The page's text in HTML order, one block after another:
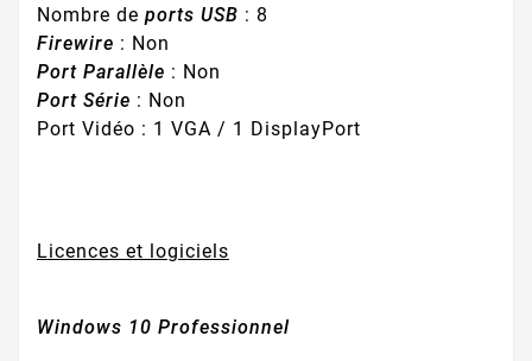
Nombre de ports USB : 8
Firewire : Non
Port Parallèle : Non
Port Série : Non
Port Vidéo : 1 VGA / 1 DisplayPort
Licences et logiciels
Windows 10 Professionnel